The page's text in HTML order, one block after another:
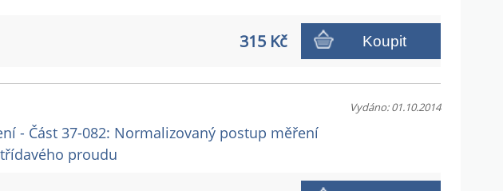
315 Kč Koupit
- Část 37-082: Normalizovaný postup měření
proudu
Vydáno: 01.10.2014